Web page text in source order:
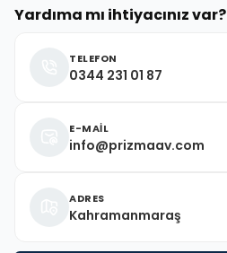
Yardıma mı ihtiyacınız var?
TELEFON
0344 231 01 87
E-MAİL
info@prizmaav.com
ADRES
Kahramanmaraş